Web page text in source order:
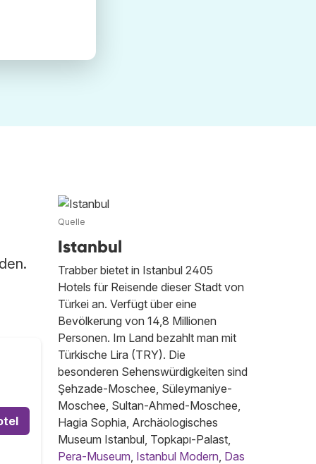
Quelle
Istanbul
Trabber bietet in Istanbul 2405
Hotels für Reisende dieser Stadt von
Türkei an. Verfügt über eine
Bevölkerung von 14,8 Millionen
Personen. Im Land bezahlt man mit
Türkische Lira (TRY). Die
besonderen Sehenswürdigkeiten sind
Şehzade-Moschee, Süleymaniye-
Moschee, Sultan-Ahmed-Moschee,
Hagia Sophia, Archäologisches
Museum Istanbul, Topkapı-Palast,
Pera-Museum, Istanbul Modern, Das